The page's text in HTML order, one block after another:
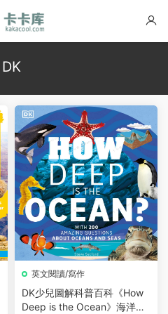
DK
英文閱讀/寫作
DK少兒圖解科普百科《How
Deep is the Ocean》海洋有